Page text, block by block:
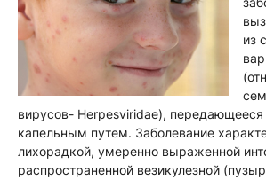
из
вирусов- Herpesviridae),
капельным путем. Заболевание
лихорадкой, умеренно выраженной
распространенной везикулезной